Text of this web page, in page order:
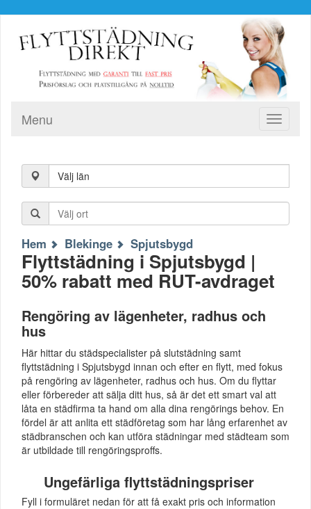
Toggle
Menu
Välj län
Hem Blekinge Spjutsbygd
Flyttstädning i Spjutsbygd |
50% rabatt med RUT-avdraget
Rengöring av lägenheter, radhus och
hus
Här hittar du städspecialister på slutstädning samt
flyttstädning i Spjutsbygd innan och efter en flytt, med fokus
på rengöring av lägenheter, radhus och hus. Om du flyttar
eller förbereder att sälja ditt hus, så är det ett smart val att
låta en städfirma ta hand om alla dina rengörings behov. En
fördel är att anlita ett städföretag som har lång erfarenhet av
städbranschen och kan utföra städningar med städteam som
är utbildade till rengöringsproffs.
Ungefärliga flyttstädningspriser
Fyll i formuläret nedan för att få exakt pris och information